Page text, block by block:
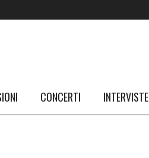
CONCERTI INTERVISTE